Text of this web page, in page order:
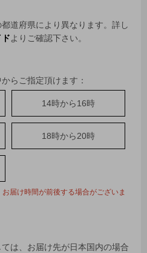
道府県により異なります。詳し
よりご確認下さい。
らご指定頂けます：
14時から16時
18時から20時
届け時間が前後する場合がございま
は、お届け先が日本国内の場合